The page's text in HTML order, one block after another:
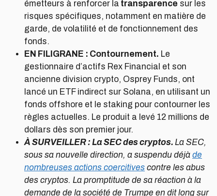
émetteurs à renforcer la transparence sur les
risques spécifiques, notamment en matière de
garde, de volatilité et de fonctionnement des
fonds.
EN FILIGRANE : Contournement. Le
gestionnaire d’actifs Rex Financial et son
ancienne division crypto, Osprey Funds, ont
lancé un ETF indirect sur Solana, en utilisant un
fonds offshore et le staking pour contourner les
règles actuelles. Le produit a levé 12 millions de
dollars dès son premier jour.
À SURVEILLER : La SEC des cryptos. La SEC,
sous sa nouvelle direction, a suspendu déjà de
nombreuses actions coercitives contre les abus
des cryptos. La promptitude de sa réaction à la
demande de la société de Trumpe en dit long sur